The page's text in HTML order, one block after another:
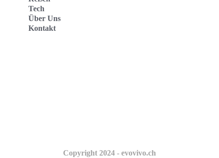
Tech
Über Uns
Kontakt
Copyright 2024 - evovivo.ch